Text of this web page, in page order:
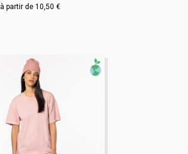
à partir de 10,50 €